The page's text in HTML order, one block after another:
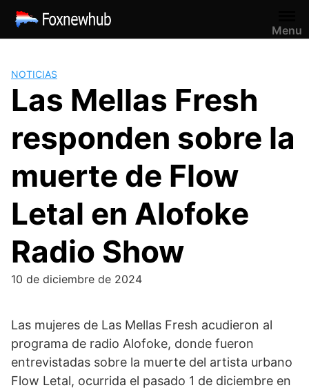
Saltar
contenido
Menu
NOTICIAS
Las Mellas Fresh
responden sobre la
muerte de Flow
Letal en Alofoke
Radio Show
10 de diciembre de 2024
Las mujeres de Las Mellas Fresh acudieron al
programa de radio Alofoke, donde fueron
entrevistadas sobre la muerte del artista urbano
Flow Letal, ocurrida el pasado 1 de diciembre en